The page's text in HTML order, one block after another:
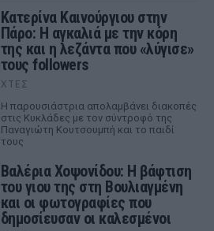
Κατερίνα Καινούργιου στην
Πάρο: Η αγκαλιά με την κόρη
της και η λεζάντα που «λύγισε»
τους followers
ΧΤΕΣ
Η παρουσιάστρια απολαμβάνει διακοπές
στις Κυκλάδες με τον σύντροφό της
Παναγιώτη Κουτσουμπή και το παιδί
τους
Βαλέρια Χοψονίδου: Η βάφτιση
του γιου της στη Βουλιαγμένη
και οι φωτογραφίες που
δημοσίευσαν οι καλεσμένοι